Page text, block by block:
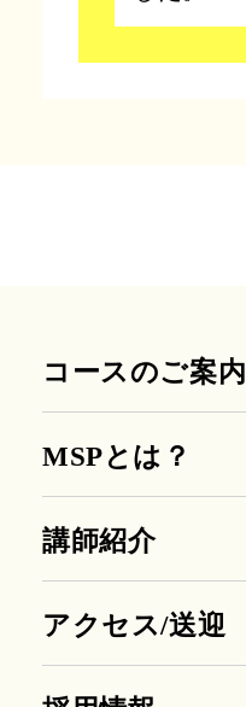
コースのご案内
MSPとは？
講師紹介
アクセス/送迎